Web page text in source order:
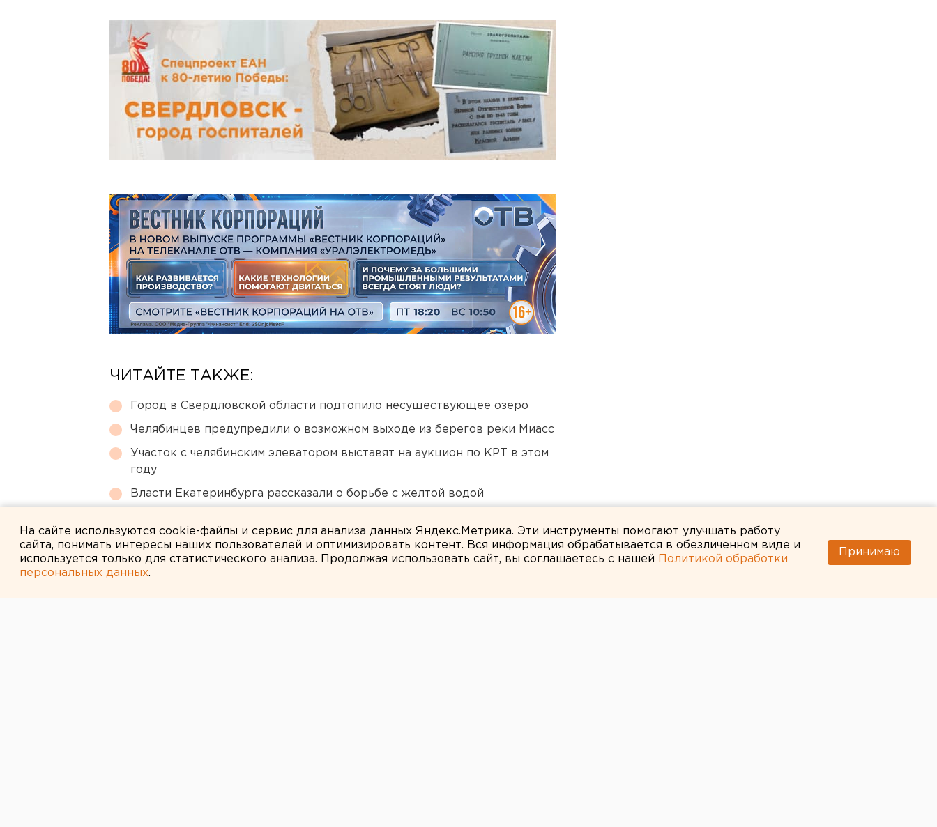
ЧИТАЙТЕ ТАКЖЕ:
Город в Свердловской области подтопило несуществующее озеро
Челябинцев предупредили о возможном выходе из берегов реки Миасс
Участок с челябинским элеватором выставят на аукцион по КРТ в этом
году
Власти Екатеринбурга рассказали о борьбе с желтой водой
На сайте используются cookie-файлы и сервис для анализа данных Яндекс.Метрика. Эти инструменты помогают улучшать работу
сайта, понимать интересы наших пользователей и оптимизировать контент. Вся информация обрабатывается в обезличенном виде и
используется только для статистического анализа. Продолжая использовать сайт, вы соглашаетесь с нашей
Политикой обработки
персональных данных.
Принимаю